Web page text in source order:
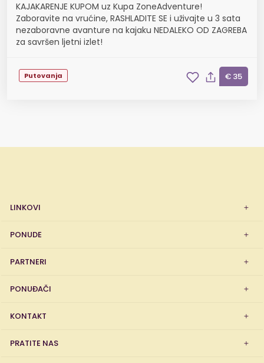
KAJAKARENJE KUPOM uz Kupa ZoneAdventure!
Zaboravite na vrućine, RASHLADITE SE i uživajte u 3 sata
nezaboravne avanture na kajaku NEDALEKO OD ZAGREBA
za savršen ljetni izlet!
Putovanja € 35
LINKOVI
PONUDE
PARTNERI
PONUĐAČI
KONTAKT
PRATITE NAS